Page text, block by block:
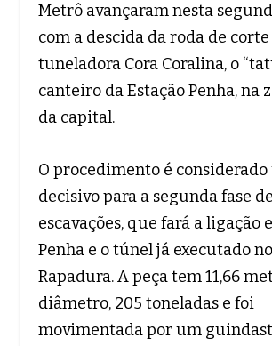
Metrô avançaram nesta
com a descida da roda de
tuneladora Cora Coralina, o
canteiro da Estação Penha, na
da capital.
O procedimento é considerado
decisivo para a segunda fase de
escavações, que fará a ligação
Penha e o túnel já executado
Rapadura. A peça tem 11,66
diâmetro, 205 toneladas e foi
movimentada por um